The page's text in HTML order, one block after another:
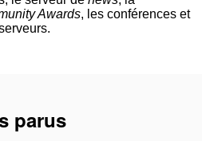
Awards, les conférences et
parus